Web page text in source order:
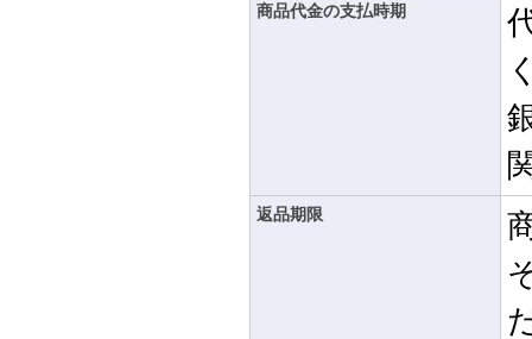
商品代金の支払時期
返品期限